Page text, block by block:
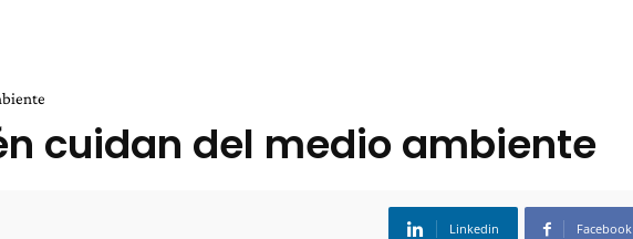
cuidan del medio ambiente
Linkedin Facebook